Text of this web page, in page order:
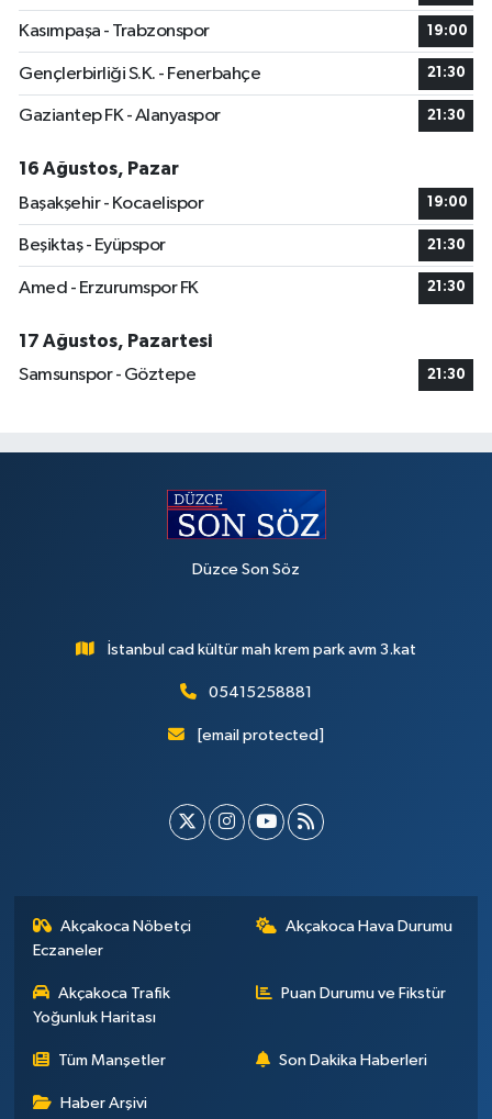
Kasımpaşa - Trabzonspor 19:00
Gençlerbirliği S.K. - Fenerbahçe 21:30
Gaziantep FK - Alanyaspor 21:30
16 Ağustos, Pazar
Başakşehir - Kocaelispor
19:00
Beşiktaş - Eyüpspor 21:30
Amed - Erzurumspor FK 21:30
17 Ağustos, Pazartesi
Samsunspor - Göztepe
21:30
Düzce Son Söz
İstanbul cad kültür mah krem park avm 3.kat
05415258881
[email protected]
Akçakoca Nöbetçi
Eczaneler
Akçakoca Hava Durumu
Akçakoca Trafik
Yoğunluk Haritası
Puan Durumu ve Fikstür
Tüm Manşetler Son Dakika Haberleri
Haber Arşivi